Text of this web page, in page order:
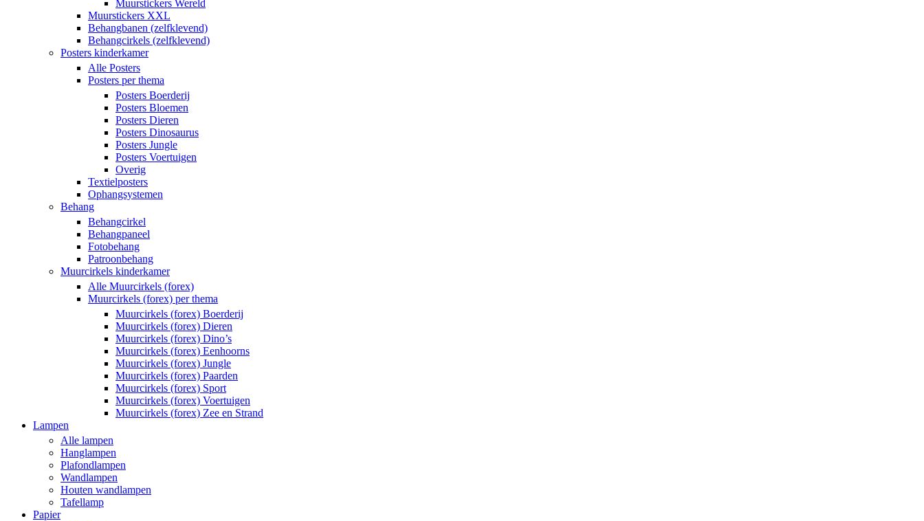
Muurstickers Wereld
Muurstickers XXL
Behangbanen (zelfklevend)
Behangcirkels (zelfklevend)
Posters kinderkamer
Alle Posters
Posters per thema
Posters Boerderij
Posters Bloemen
Posters Dieren
Posters Dinosaurus
Posters Jungle
Posters Voertuigen
Overig
Textielposters
Ophangsystemen
Behang
Behangcirkel
Behangpaneel
Fotobehang
Patroonbehang
Muurcirkels kinderkamer
Alle Muurcirkels (forex)
Muurcirkels (forex) per thema
Muurcirkels (forex) Boerderij
Muurcirkels (forex) Dieren
Muurcirkels (forex) Dino’s
Muurcirkels (forex) Eenhoorns
Muurcirkels (forex) Jungle
Muurcirkels (forex) Paarden
Muurcirkels (forex) Sport
Muurcirkels (forex) Voertuigen
Muurcirkels (forex) Zee en Strand
Lampen
Alle lampen
Hanglampen
Plafondlampen
Wandlampen
Houten wandlampen
Tafellamp
Papier